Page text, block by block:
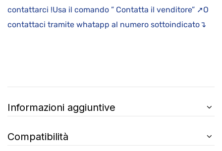
contattarci !Usa il comando ” Contatta il venditore” ➚O
contattaci tramite whatapp al numero sottoindicato↴
Informazioni aggiuntive
Compatibilità